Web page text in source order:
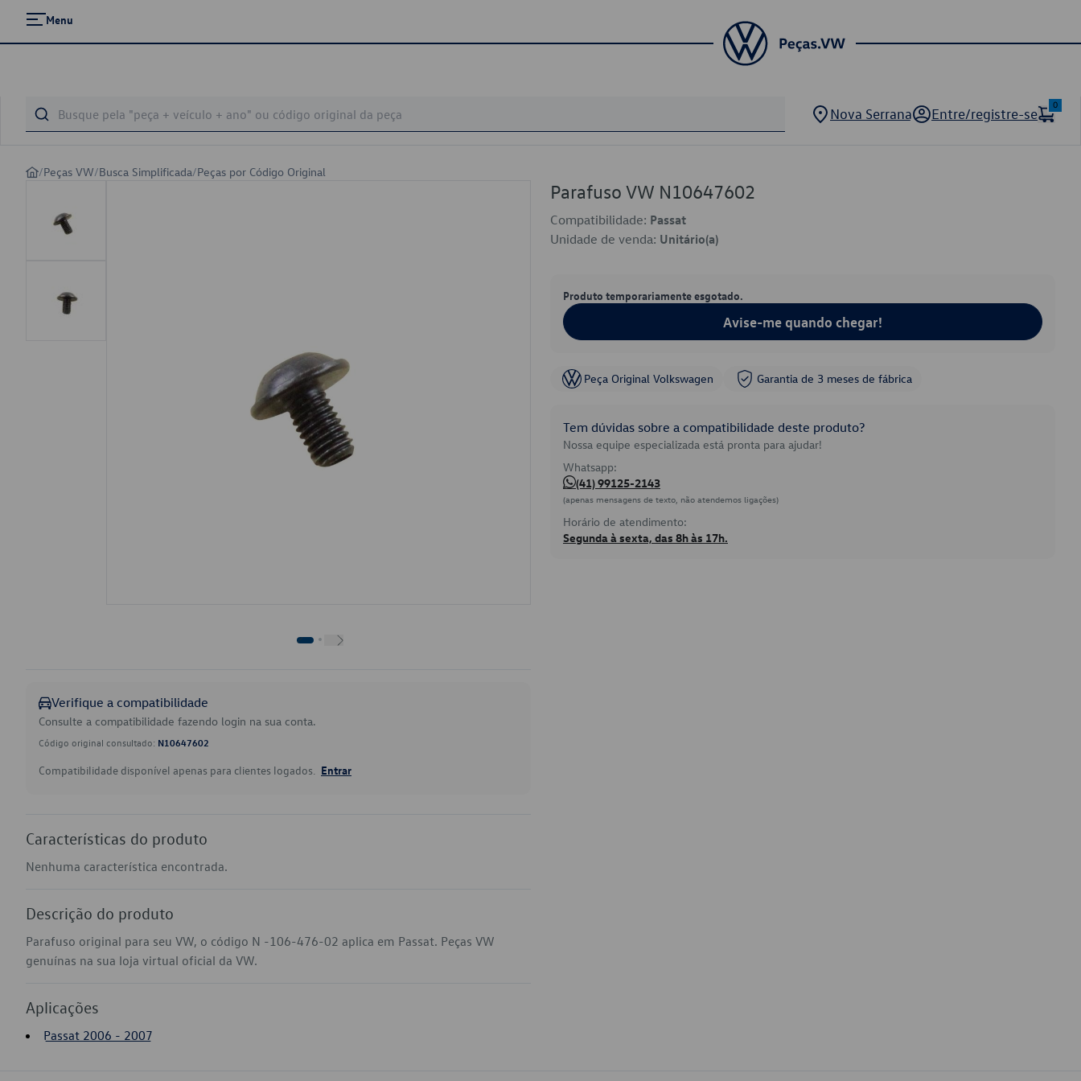
Menu
Nova Serrana Entre/registre-se
0
/Peças VW/Busca Simplificada/Peças por Código Original
Verifique a compatibilidade
Consulte a compatibilidade fazendo login na sua conta.
Código original consultado: N10647602
Compatibilidade disponível apenas para clientes logados. Entrar
Características do produto
Nenhuma característica encontrada.
Descrição do produto
Parafuso original para seu VW, o código N -106-476-02 aplica em Passat. Peças VW
genuínas na sua loja virtual oficial da VW.
Aplicações
Passat 2006 - 2007
Parafuso VW N10647602
Compatibilidade: Passat
Unidade de venda: Unitário(a)
Produto temporariamente esgotado.
Avise-me quando chegar!
Peça Original Volkswagen Garantia de 3 meses de fábrica
Tem dúvidas sobre a compatibilidade deste produto?
Nossa equipe especializada está pronta para ajudar!
Whatsapp:
(41) 99125-2143
(apenas mensagens de texto, não atendemos ligações)
Horário de atendimento:
Segunda à sexta, das 8h às 17h.